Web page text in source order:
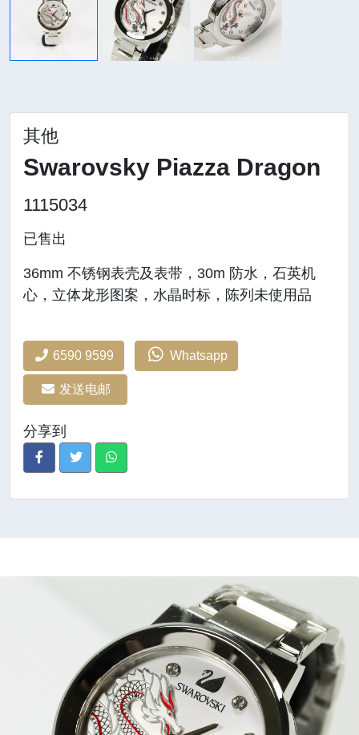
其他
Swarovsky Piazza Dragon
1115034
已售出
36mm 不锈钢表壳及表带，30m 防水，石英机
心，立体龙形图案，水晶时标，陈列未使用品
6590 9599 Whatsapp
发送电邮
分享到